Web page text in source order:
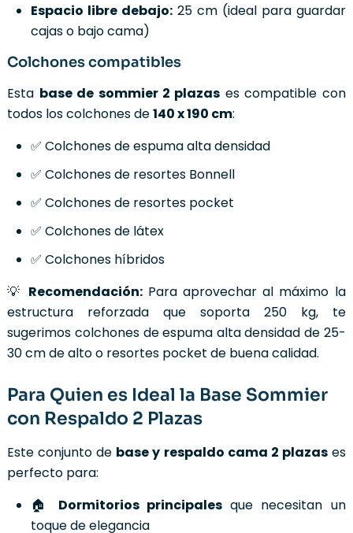
Espacio libre debajo: 25 cm (ideal para guardar
cajas o bajo cama)
Colchones compatibles
Esta base de sommier 2 plazas es compatible con
todos los colchones de140 x 190 cm:
✅ Colchones de espuma alta densidad
✅ Colchones de resortes Bonnell
✅ Colchones de resortes pocket
✅ Colchones de látex
✅ Colchones híbridos
💡 Recomendación:Para aprovechar al máximo la
estructura reforzada que soporta 250 kg, te
sugerimos colchones de espuma alta densidad de 25-
30 cm de alto o resortes pocket de buena calidad.
Para Quien es Ideal la Base Sommier
con Respaldo 2 Plazas
Este conjunto de base y respaldo cama 2 plazases
perfecto para:
🏠 Dormitorios principales que necesitan un
toque de elegancia